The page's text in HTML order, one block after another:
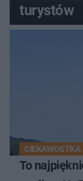
turystów
CIEKAWOSTKA
To